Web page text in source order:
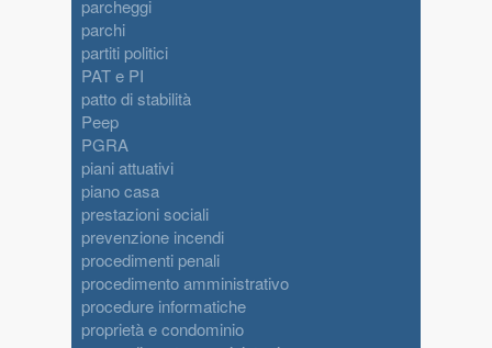
parcheggi
parchi
partiti politici
PAT e PI
patto di stabilità
Peep
PGRA
piani attuativi
piano casa
prestazioni sociali
prevenzione incendi
procedimenti penali
procedimento amministrativo
procedure informatiche
proprietà e condominio